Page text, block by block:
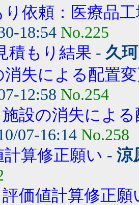
り依頼：医療品
18:54 No.225
積もり結果 - 久
消失による配置
12:58 No.254
施設の消失によ
07-16:14 No.258
計算修正願い - 涼
評価値計算修正願